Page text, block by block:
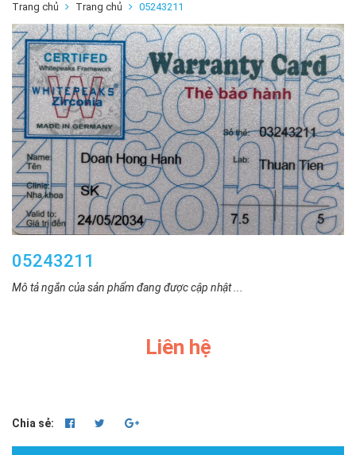
Trang chủ Trang chủ 05243211
05243211
Mô tả ngắn của sản phẩm đang được cập nhật ...
Liên hệ
Chia sẻ: